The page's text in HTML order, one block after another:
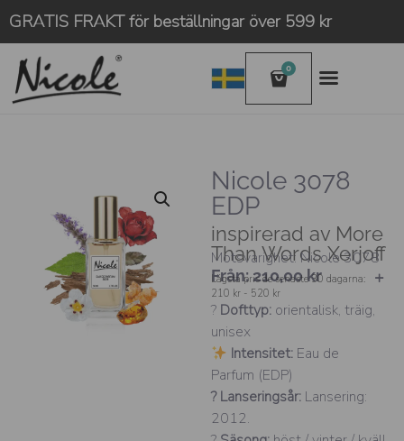
GRATIS FRAKT för beställningar över 599 kr
0
Nicole 3078
EDP
inspirerad av More
Than Words Xerjoff
Motsvarighet: Nicole 3078
Från:210,00kr
Lägsta pris de senaste 30 dagarna:
210 kr - 520 kr
? Dofttyp: orientalisk, träig,
unisex
Intensitet: Eau de
Parfum (EDP)
? Lanseringsår: Lansering:
2012.